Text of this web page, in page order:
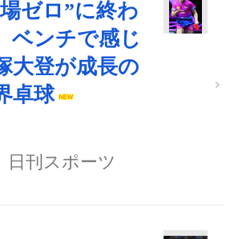
場ゼロ”に終わ
ベンチで感じ
登が成長の
卓球
日刊スポーツ